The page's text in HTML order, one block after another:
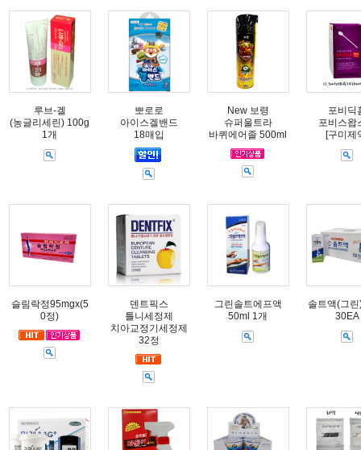
루브-겔
(농글리세린) 100g
1개
뽀로로
아이스겔밴드
18매입
New 보령
슈퍼울트라
바퀴에어졸 500ml
포비딕
포비스왑
[구미제
슬림락정95mgx(5
0정)
덴트픽스
틀니세정제
치아교정기세정제
32정
그린솔트에프액
50ml 1개
솔트액(그
30EA